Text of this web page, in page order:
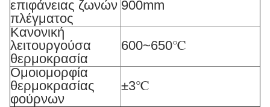
επιφάνειας ζωνών
πλέγματος
900mm
Κανονική
λειτουργούσα
θερμοκρασία
600~650℃
Ομοιομορφία
θερμοκρασίας
φούρνων
±3℃